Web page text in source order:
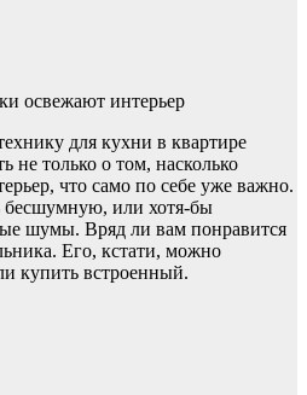
освежают интерьер
для кухни в квартире
не только о том, насколько
что само по себе уже важно.
бесшумную, или хотя-бы
шумы. Вряд ли вам понравится
Его, кстати, можно
купить встроенный.